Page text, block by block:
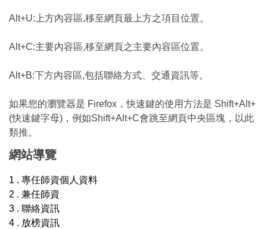
Alt+U:上方內容區,移至網頁最上方之項目位置。
Alt+C:主要內容區,移至網頁之主要內容區位置。
Alt+B:下方內容區,包括聯絡方式、交通資訊等。
如果您的瀏覽器是 Firefox，快速鍵的使用方法是 Shift+Alt+
(快速鍵字母)，例如Shift+Alt+C會跳至網頁中央區塊，以此
類推。
網站導覽
1 . 專任師資個人資料
2 . 兼任師資
3 . 聯絡資訊
4 . 放榜資訊